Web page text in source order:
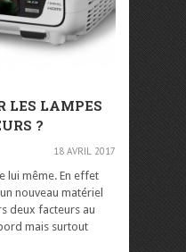
LES LAMPES
?
18 AVRIL 2017
lui même. En effet
nouveau matériel
deux facteurs au
mais surtout